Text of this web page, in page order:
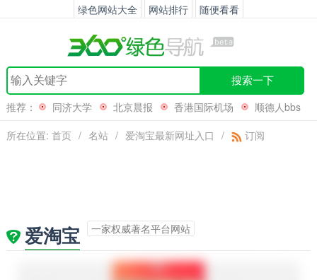
绿色网站大全 网站排行 随便看看
搜索一下
推荐： 同济大学 北京晨报 香港国际机场
顺德人bbs
所在位置: 首页 / 名站 / 爱淘宝最新网址入口 / 订阅
爱淘宝 一家权威著名平台网站